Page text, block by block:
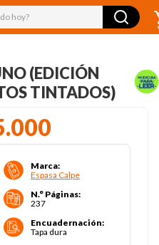
hoy?
(EDICIÓN
TINTADOS)
.000
Marca:
Espasa Calpe
N.° Páginas:
237
Encuadernación:
Tapa dura